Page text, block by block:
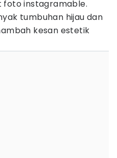
foto instagramable.
tumbuhan hijau dan
kesan estetik